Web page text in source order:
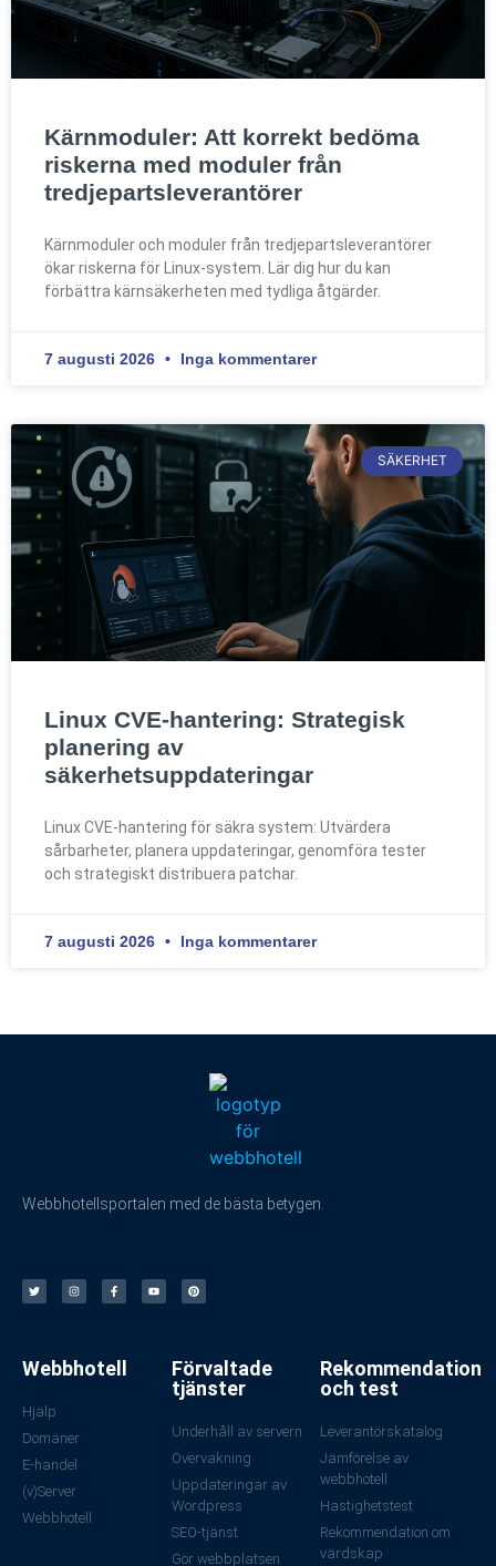
Kärnmoduler: Att korrekt bedöma
riskerna med moduler från
tredjepartsleverantörer
Kärnmoduler och moduler från tredjepartsleverantörer
ökar riskerna för Linux-system. Lär dig hur du kan
förbättra kärnsäkerheten med tydliga åtgärder.
7 augusti 2026 Inga kommentarer
SÄKERHET
Linux CVE-hantering: Strategisk
planering av
säkerhetsuppdateringar
Linux CVE-hantering för säkra system: Utvärdera
sårbarheter, planera uppdateringar, genomföra tester
och strategiskt distribuera patchar.
7 augusti 2026 Inga kommentarer
Webbhotellsportalen med de bästa betygen.
Webbhotell
Hjälp
Domäner
E-handel
(v)Server
Webbhotell
Förvaltade
tjänster
Underhåll av servern
Övervakning
Uppdateringar av
Wordpress
SEO-tjänst
Gör webbplatsen
Rekommendation
och test
Leverantörskatalog
Jämförelse av
webbhotell
Hastighetstest
Rekommendation om
värdskap